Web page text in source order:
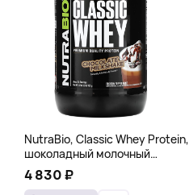
NutraBio, Classic Whey Protein,
шоколадный молочный
коктейль, 907 г (2 фунта)
4 830 ₽